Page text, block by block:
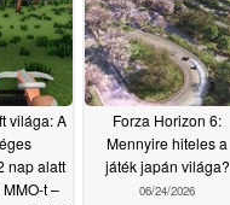
világa: A
nap alatt
t –
Forza Horizon 6:
Mennyire hiteles a
játék japán világa?
06/24/2026